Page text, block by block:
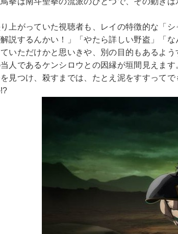
上がっていた視聴者も、レイの特徴的な「
説するんかい！」「やたら詳しい野盗」「
いただけかと思いきや、別の目的もあるよ
人であるケンシロウとの因縁が垣間見えます
見つけ、殺すまでは、たとえ泥をすすって